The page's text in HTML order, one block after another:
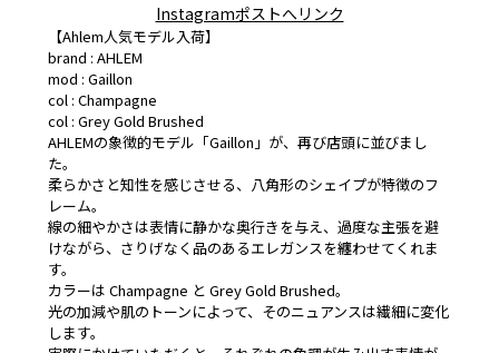
Instagramポストへリンク
【Ahlem人気モデル入荷】
brand : AHLEM
mod : Gaillon
col : Champagne
col : Grey Gold Brushed
AHLEMの象徴的モデル「Gaillon」が、再び店頭に並びまし
た。
柔らかさと知性を感じさせる、八角形のシェイプが特徴のフ
レーム。
線の細やかさは表情に静かな奥行きを与え、過度な主張を避
けながら、さりげなく品のあるエレガンスを纏わせてくれま
す。
カラーは Champagne と Grey Gold Brushed。
光の加減や肌のトーンによって、そのニュアンスは繊細に変化
します。